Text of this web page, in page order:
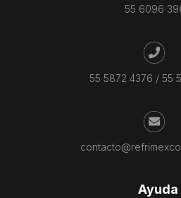
55 6096
55 5872 4376 / 55
Ayuda